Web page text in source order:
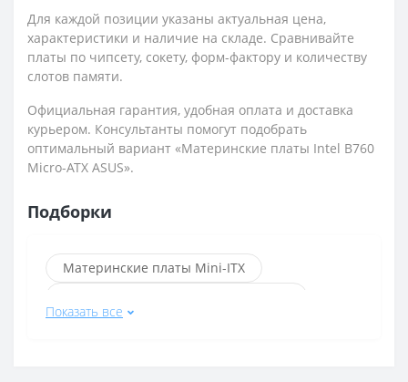
Для каждой позиции указаны актуальная цена,
характеристики и наличие на складе. Сравнивайте
платы по чипсету, сокету, форм-фактору и количеству
слотов памяти.
Официальная гарантия, удобная оплата и доставка
курьером. Консультанты помогут подобрать
оптимальный вариант «Материнские платы Intel B760
Micro-ATX ASUS».
Подборки
Материнские платы Mini-ITX
Показать все